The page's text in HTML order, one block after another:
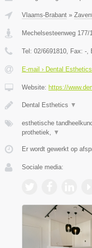
Vlaams-Brabant »
Mechelsesteenweg 177/
Tel: 02/6691810, Fax: -,
E-mail › Dental
Website: https://
Dental Esthetics ▼
esthetische
prothetiek, ▼
Er wordt gewerkt op
Sociale media: